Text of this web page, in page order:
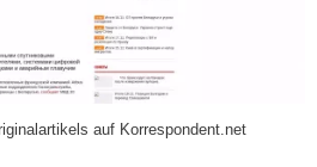
auf Korrespondent.net